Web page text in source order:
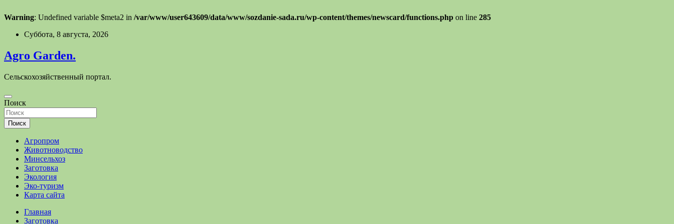
Warning: Undefined variable $meta2 in /var/www/user643609/data/www/sozdanie-sada.ru/wp-content/themes/newscard/functions.php on line 285
Перейти
содержимому
Суббота, 8 августа, 2026
Agro Garden.
Сельскохозяйственный портал.
Поиск
Поиск
Агропром
Животноводство
Минсельхоз
Заготовка
Экология
Эко-туризм
Карта сайта
Главная
Заготовка